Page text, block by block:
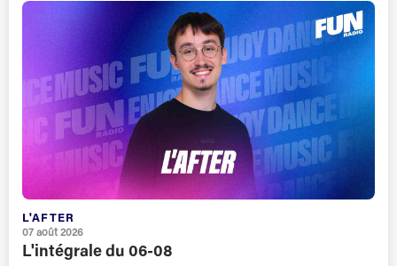
L'AFTER
07 août 2026
L'intégrale du 06-08